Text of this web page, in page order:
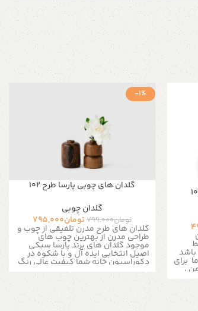
برای
،
یا
شلف
-1%
گلدان های چوبی پارسا طرح 102
گلدان چوبی
تومان799,000تومان795,000
گلدان های طرح مدرن تلفیقی از چوب و
طراحی مدرن از بهترین چوب های
موجود گلدان های برند پارسا سبکی
اصیل انتخابی ایده آل و با شکوه در
دکوراسیون خانه شما کیفیت عالی رنگ
و چوب انتخابی استفاده از چوب های
باکیفیت دوام و زیبایی این محصول را
تضمین میکند رنگ بدنه : چوب گردویی
روشن ارتفاع ۱۲ الی ۱۳ سانتی متر قطر :
۷ الی ۸ سانتی متر رنگ : همرنگ چوب